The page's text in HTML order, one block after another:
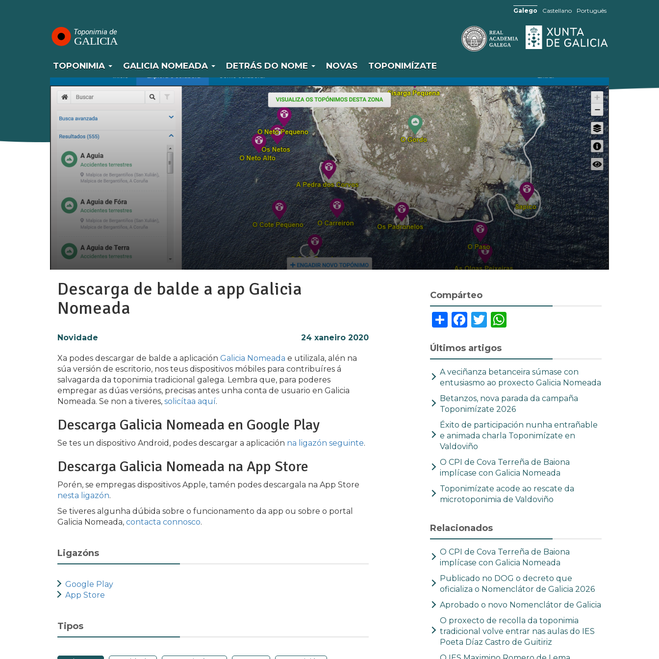
Galego Castellano Português
principal
TOPONIMIA GALICIA NOMEADA DETRÁS DO NOME NOVAS TOPONIMÍZATE
Descarga de balde a app Galicia
Nomeada
24 xaneiro 2020
Novidade
Xa podes descargar de balde a aplicación Galicia Nomeada e utilizala, alén na
súa versión de escritorio, nos teus dispositivos móbiles para contribuíres á
salvagarda da toponimia tradicional galega. Lembra que, para poderes
empregar as dúas versións, precisas antes unha conta de usuario en Galicia
Nomeada. Se non a tiveres, solicítaa aquí.
Descarga Galicia Nomeada en Google Play
Se tes un dispositivo Android, podes descargar a aplicación na ligazón seguinte.
Descarga Galicia Nomeada na App Store
Porén, se empregas dispositivos Apple, tamén podes descargala na App Store
nesta ligazón.
Se tiveres algunha dúbida sobre o funcionamento da app ou sobre o portal
Galicia Nomeada, contacta connosco.
Ligazóns
Google Play
App Store
Tipos
Compárteo
Últimos artigos
A veciñanza betanceira súmase con
entusiasmo ao proxecto Galicia Nomeada
Betanzos, nova parada da campaña
Toponimízate 2026
Éxito de participación nunha entrañable
e animada charla Toponimízate en
Valdoviño
O CPI de Cova Terreña de Baiona
implícase con Galicia Nomeada
Toponimízate acode ao rescate da
microtoponimia de Valdoviño
Relacionados
O CPI de Cova Terreña de Baiona
implícase con Galicia Nomeada
Publicado no DOG o decreto que
oficializa o Nomenclátor de Galicia 2026
Aprobado o novo Nomenclátor de Galicia
O proxecto de recolla da toponimia
tradicional volve entrar nas aulas do IES
Poeta Díaz Castro de Guitiriz